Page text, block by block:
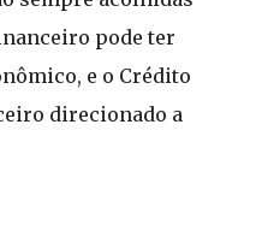
pode ter
e o Crédito
direcionado a